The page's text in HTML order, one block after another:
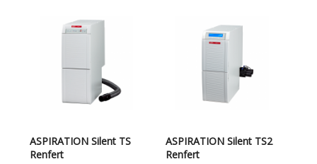
ASPIRATION Silent TS
Renfert
ASPIRATION Silent TS2
Renfert